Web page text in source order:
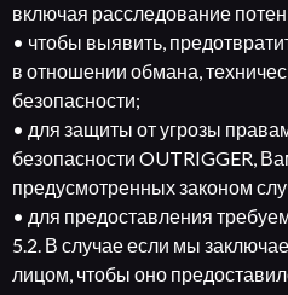
включая расследование
• чтобы выявить,
в отношении обмана,
безопасности;
• для защиты от угрозы
безопасности OUTRIGGER,
предусмотренных законом
• для предоставления
5.2. В случае если мы
лицом, чтобы оно